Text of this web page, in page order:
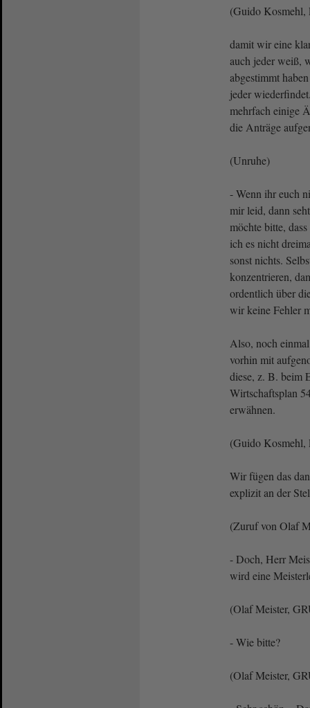
(Guido Kosmehl,
damit wir eine
auch jeder weiß,
abgestimmt
jeder
mehrfach einige
die Anträge
(Unruhe)
- Wenn ihr euch
mir leid, dann
möchte bitte,
ich es nicht
sonst nichts.
konzentrieren,
ordentlich über
wir keine Fehler
Also, noch
vorhin mit
diese, z. B. beim
Wirtschaftsplan
erwähnen.
(Guido Kosmehl,
Wir fügen das
explizit an der
(Zuruf von Olaf
- Doch, Herr
wird eine
(Olaf Meister,
- Wie bitte?
(Olaf Meister,